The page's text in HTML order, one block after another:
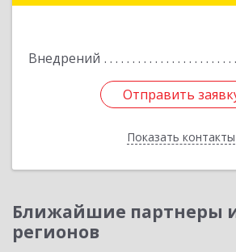
Внедрений
Отправить
Показать контакты
Отправить
Назад
Ближайшие партнеры
регионов